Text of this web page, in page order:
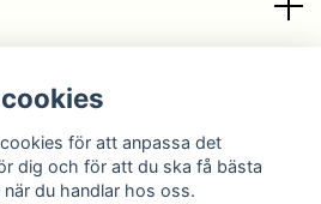
för att anpassa det
dig och för att du ska få bästa
du handlar hos oss.